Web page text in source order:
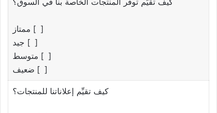
كيف تقيِّم توفر المنتجات الخاصة بنا في السوق؟
[ ] ممتاز
[ ] جيد
[ ] متوسط
[ ] ضعيف
كيف تقيِّم إعلاناتنا للمنتجات؟